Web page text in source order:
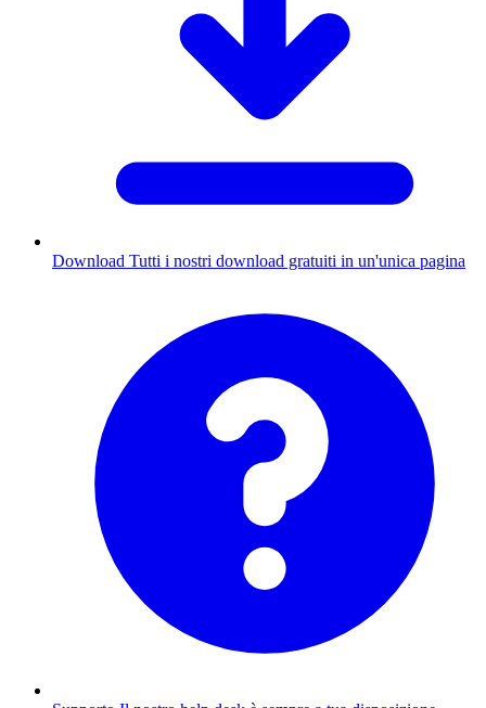
Download Tutti i nostri download gratuiti in un'unica pagina